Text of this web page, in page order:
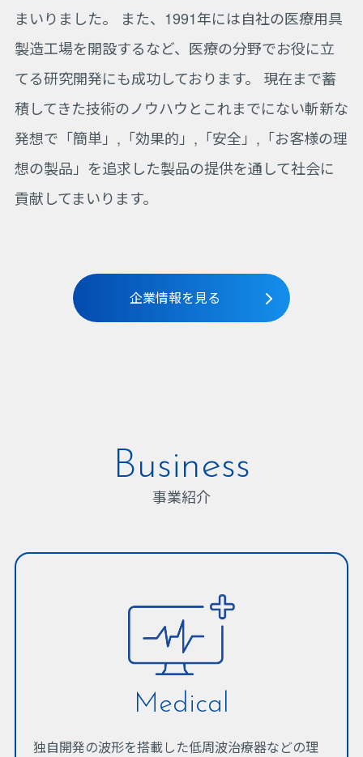
企業情報を見る
まいりました。 また、1991年には自社の医療用具
製造工場を開設するなど、医療の分野でお役に立
てる研究開発にも成功しております。 現在まで蓄
積してきた技術のノウハウとこれまでにない斬新な
発想で「簡単」,「効果的」,「安全」,「お客様の理
想の製品」を追求した製品の提供を通して社会に
貢献してまいります。
Business
事業紹介
Medical
独自開発の波形を搭載した低周波治療器などの理